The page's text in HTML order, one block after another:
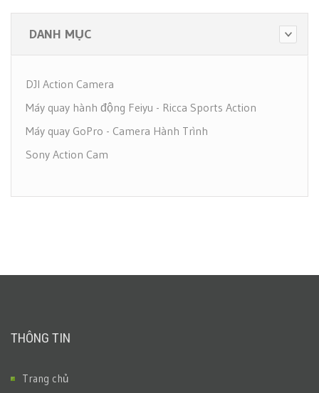
DANH MỤC
DJI Action Camera
Máy quay hành động Feiyu - Ricca Sports Action
Máy quay GoPro - Camera Hành Trình
Sony Action Cam
THÔNG TIN
Trang chủ